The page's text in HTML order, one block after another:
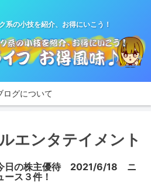
系の小技を紹介、お得にいこう！
ログについて
エンタテイメント
日の株主優待 2021/6/18 ニ
ース３件！